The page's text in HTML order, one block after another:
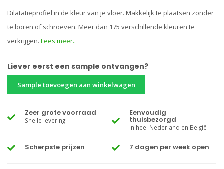
Dilatatieprofiel in de kleur van je vloer. Makkelijk te plaatsen zonder
te boren of schroeven. Meer dan 175 verschillende kleuren te
verkrijgen. Lees meer..
Liever eerst een sample ontvangen?
Sample toevoegen aan winkelwagen
Zeer grote voorraad
Snelle levering
Eenvoudig
thuisbezorgd
In heel Nederland en België
Scherpste prijzen 7 dagen per week open